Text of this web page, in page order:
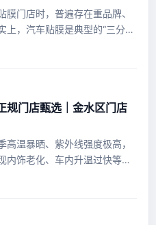
膜门店时，普遍存在重品牌、
上，汽车贴膜是典型的“三分
...
门店甄选｜金水区门店
温暴晒、紫外线强度极高，
内饰老化、车内升温过快等问
，...